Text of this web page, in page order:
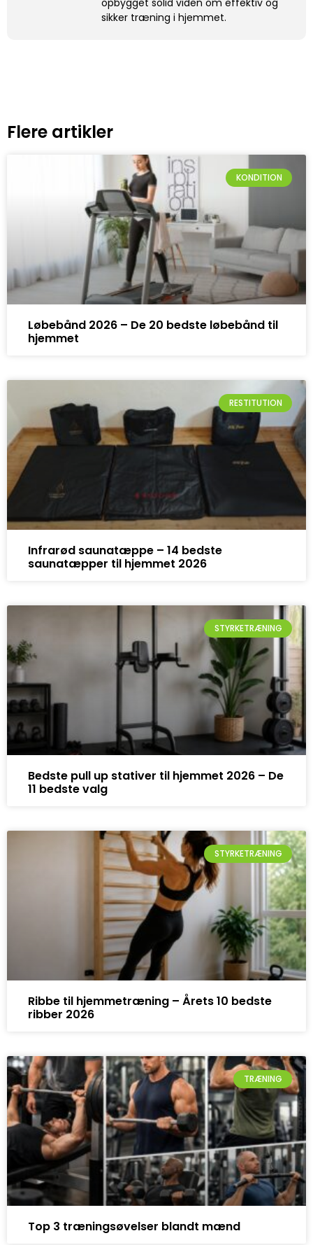
sikker træning i hjemmet.
Flere artikler
KONDITION
Løbebånd 2026 – De 20 bedste løbebånd til
hjemmet
RESTITUTION
Infrarød saunatæppe – 14 bedste
saunatæpper til hjemmet 2026
STYRKETRÆNING
Bedste pull up stativer til hjemmet 2026 – De
11 bedste valg
STYRKETRÆNING
Ribbe til hjemmetræning – Årets 10 bedste
ribber 2026
TRÆNING
Top 3 træningsøvelser blandt mænd